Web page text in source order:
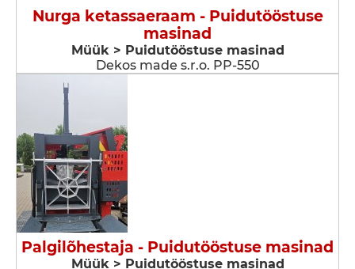
Nurga ketassaeraam - Puidutööstuse
masinad
Müük > Puidutööstuse masinad
Dekos made s.r.o. PP-550
Palgilõhestaja - Puidutööstuse masinad
Müük > Puidutööstuse masinad